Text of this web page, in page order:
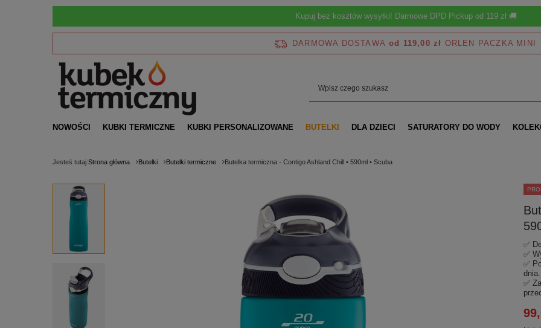
Kupuj bez kosztów wysyłki! Darmowe DPD Pickup od 119 zł 🚚
DARMOWA DOSTAWA od 119,00 zł
NOWOŚCI KUBKI TERMICZNE KUBKI PERSONALIZOWANE BUTELKI DLA DZIECI SATURATORY DO WODY
Jesteś tutaj:Strona główna Butelki Butelki termiczne Butelka termiczna - Contigo Ashland Chill • 590ml • Scuba
✅
✅
✅
dnia.
✅